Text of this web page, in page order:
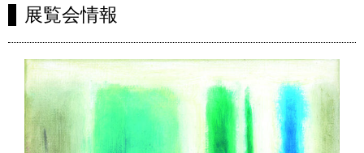
展覧会情報